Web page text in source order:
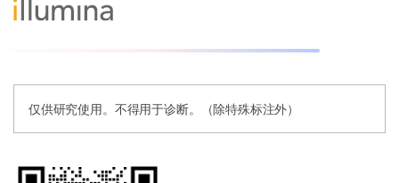
仅供研究使用。不得用于诊断。（除特殊标注外）